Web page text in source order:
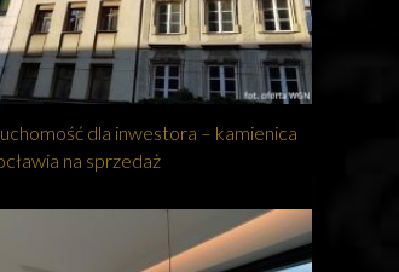
dla inwestora – kamienica
na sprzedaż